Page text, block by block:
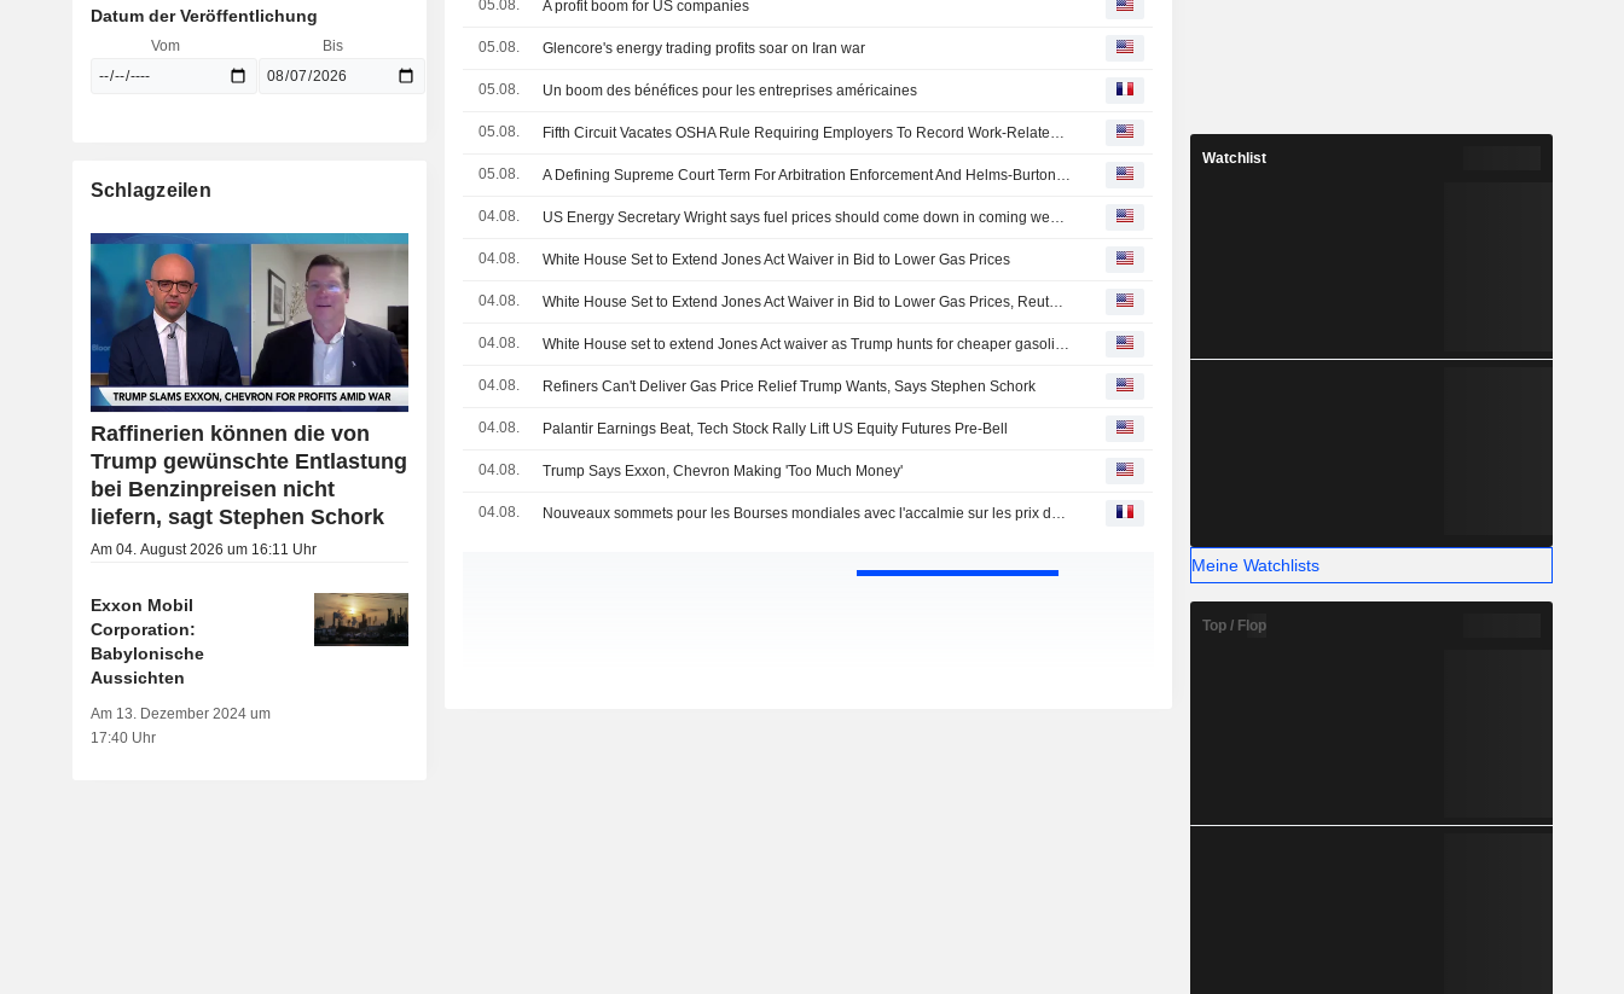
05.08. A profit boom for US companies
05.08. Glencore's energy trading profits soar on Iran war
05.08. Un boom des bénéfices pour les entreprises américaines
05.08. Fifth Circuit Vacates OSHA Rule Requiring Employers To Record Work-Related Mental Illnesses
05.08. A Defining Supreme Court Term For Arbitration Enforcement And Helms-Burton Claims
04.08. US Energy Secretary Wright says fuel prices should come down in coming weeks
04.08. White House Set to Extend Jones Act Waiver in Bid to Lower Gas Prices
04.08. White House Set to Extend Jones Act Waiver in Bid to Lower Gas Prices, Reuters Reports
04.08. White House set to extend Jones Act waiver as Trump hunts for cheaper gasoline
04.08. Refiners Can't Deliver Gas Price Relief Trump Wants, Says Stephen Schork
04.08. Palantir Earnings Beat, Tech Stock Rally Lift US Equity Futures Pre-Bell
04.08. Trump Says Exxon, Chevron Making 'Too Much Money'
04.08. Nouveaux sommets pour les Bourses mondiales avec l'accalmie sur les prix du brut
Datum der Veröffentlichung
Vom Bis
Schlagzeilen
Raffinerien können die von
Trump gewünschte Entlastung
bei Benzinpreisen nicht
liefern, sagt Stephen Schork
Am 04. August 2026 um 16:11 Uhr
Exxon Mobil
Corporation:
Babylonische
Aussichten
Am 13. Dezember 2024 um
17:40 Uhr
Watchlist
Meine Watchlists
Top / Flop